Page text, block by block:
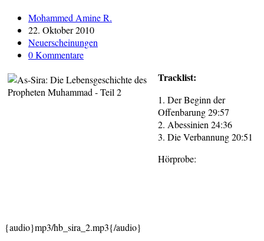
Beitrags-
Autor:
Mohammed Amine R.
Beitrag
veröffentlicht:
22. Oktober 2010
Beitrags-
Kategorie:
Neuerscheinungen
Beitrags-
0 Kommentare
Tracklist:
1. Der Beginn der
Offenbarung 29:57
2. Abessinien 24:36
3. Die Verbannung 20:51
Hörprobe:
{audio}mp3/hb_sira_2.mp3{/audio}